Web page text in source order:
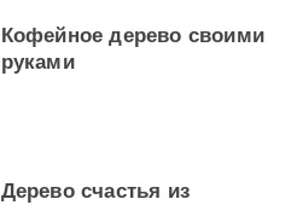
Кофейное дерево своими
руками
Дерево счастья из